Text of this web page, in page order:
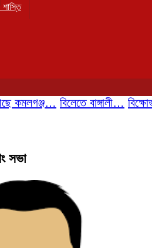
বিলেতে বাঙ্গালী… বিক্ষোভ,
সভা